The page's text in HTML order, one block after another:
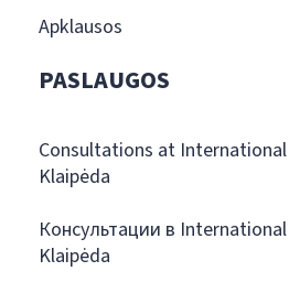
Apklausos
PASLAUGOS
Consultations at
Klaipėda
Консультации в
Klaipėda